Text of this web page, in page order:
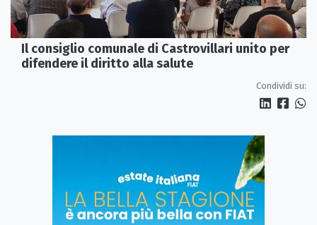
Il consiglio comunale di Castrovillari unito per
difendere il diritto alla salute
Condividi su: